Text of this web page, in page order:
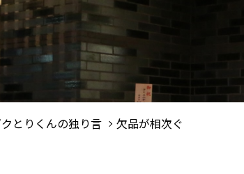
とりくんの独り言 欠品が相次ぐ